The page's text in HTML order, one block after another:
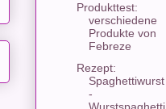
Produkttest:
verschiedene
Produkte von
Febreze
Rezept:
Spaghettiwurst
-